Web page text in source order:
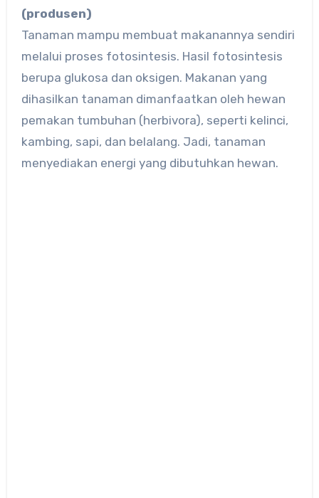
(produsen)
Tanaman mampu membuat makanannya sendiri
melalui proses fotosintesis. Hasil fotosintesis
berupa glukosa dan oksigen. Makanan yang
dihasilkan tanaman dimanfaatkan oleh hewan
pemakan tumbuhan (herbivora), seperti kelinci,
kambing, sapi, dan belalang. Jadi, tanaman
menyediakan energi yang dibutuhkan hewan.